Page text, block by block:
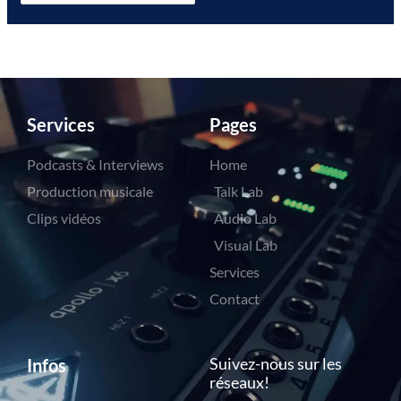
Services
Podcasts & Interviews
Production musicale
Clips vidéos
Pages
Home
Talk Lab
Audio Lab
Visual Lab
Services
Contact
Infos
Suivez-nous sur les
réseaux!